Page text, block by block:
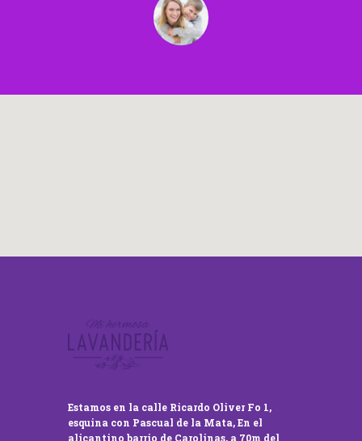
Estamos en la calle Ricardo Oliver Fo 1,
esquina con Pascual de la Mata, En el
alicantino barrio de Carolinas, a 70m del